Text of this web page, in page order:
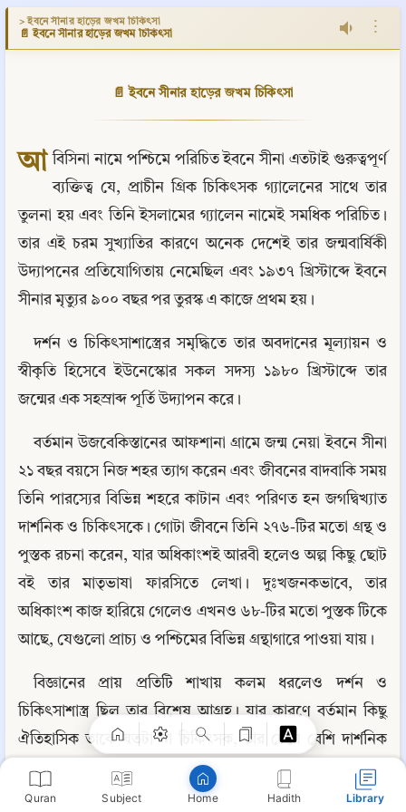
Quran Subject Home Hadith Library
> ইবনে সীনার হাড়ের জখম চিকিৎসা
📄 ইবনে সীনার হাড়ের জখম চিকিৎসা ⋮
📄 ইবনে সীনার হাড়ের জখম চিকিৎসা
আ বিসিনা নামে পশ্চিমে পরিচিত ইবনে সীনা এতটাই গুরুত্বপূর্ণ
ব্যক্তিত্ব যে, প্রাচীন গ্রিক চিকিৎসক গ্যালেনের সাথে তার
তুলনা হয় এবং তিনি ইসলামের গ্যালেন নামেই সমধিক পরিচিত।
তার এই চরম সুখ্যাতির কারণে অনেক দেশেই তার জন্মবার্ষিকী
উদ্যাপনের প্রতিযোগিতায় নেমেছিল এবং ১৯৩৭ খ্রিস্টাব্দে ইবনে
সীনার মৃত্যুর ৯০০ বছর পর তুরস্ক এ কাজে প্রথম হয়।
দর্শন ও চিকিৎসাশাস্ত্রের সমৃদ্ধিতে তার অবদানের মূল্যায়ন ও
স্বীকৃতি হিসেবে ইউনেস্কোর সকল সদস্য ১৯৮০ খ্রিস্টাব্দে তার
জন্মের এক সহস্রাব্দ পূর্তি উদ্যাপন করে।
বর্তমান উজবেকিস্তানের আফশানা গ্রামে জন্ম নেয়া ইবনে সীনা
২১ বছর বয়সে নিজ শহর ত্যাগ করেন এবং জীবনের বাদবাকি সময়
তিনি পারস্যের বিভিন্ন শহরে কাটান এবং পরিণত হন জগদ্বিখ্যাত
দার্শনিক ও চিকিৎসকে। গোটা জীবনে তিনি ২৭৬-টির মতো গ্রন্থ ও
পুস্তক রচনা করেন, যার অধিকাংশই আরবী হলেও অল্প কিছু ছোট
বই তার মাতৃভাষা ফারসিতে লেখা। দুঃখজনকভাবে, তার
অধিকাংশ কাজ হারিয়ে গেলেও এখনও ৬৮-টির মতো পুস্তক টিকে
আছে, যেগুলো প্রাচ্য ও পশ্চিমের বিভিন্ন গ্রন্থাগারে পাওয়া যায়।
বিজ্ঞানের প্রায় প্রতিটি শাখায় কলম ধরলেও দর্শন ও
চিকিৎসাশাস্ত্র ছিল তার বিশেষ আগ্রহ। যার কারণে বর্তমান কিছু
ঐতিহাসিক তাকে যতটা না চিকিৎসক, তার চেয়ে বেশি দার্শনিক
মনে করেন। আর অন্যরা তাকে মধ্যযুগের 'চিকিৎসকদের যুবরাজ'
হিসেবে আখ্যা দেন।
Copy